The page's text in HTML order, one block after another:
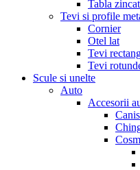
Tabla
Tevi si profile
Cornier
Otel lat
Tevi
Tevi
Scule si unelte
Auto
Accesorii